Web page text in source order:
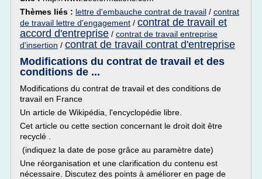
Thèmes liés : lettre d'embauche contrat de travail / contrat
de travail lettre d'engagement / contrat de travail et
accord d'entreprise / contrat de travail entreprise
d'insertion / contrat de travail contrat d'entreprise
Modifications du contrat de travail et des
conditions de ...
Modifications du contrat de travail et des conditions de
travail en France
Un article de Wikipédia, l'encyclopédie libre.
Cet article ou cette section concernant le droit doit être
recyclé .
(indiquez la date de pose grâce au paramètre date)
Une réorganisation et une clarification du contenu est
nécessaire. Discutez des points à améliorer en page de